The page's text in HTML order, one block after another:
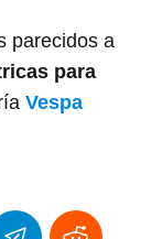
parecidos a
para
Vespa